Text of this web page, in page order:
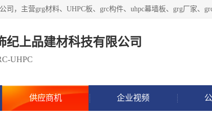
纪上品建材科技有限公司
UHPC
供应商机 企业视频